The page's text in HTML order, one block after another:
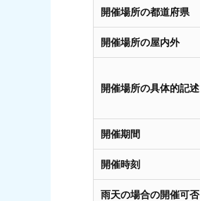
開催場所の都道府県
開催場所の屋内外
開催場所の具体的記述
開催期間
開催時刻
雨天の場合の開催可否